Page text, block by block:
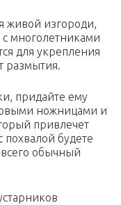
живой изгороди,
многолетниками
для укрепления
размытия.
придайте ему
ножницами и
привлечет
похвалой будете
обычный